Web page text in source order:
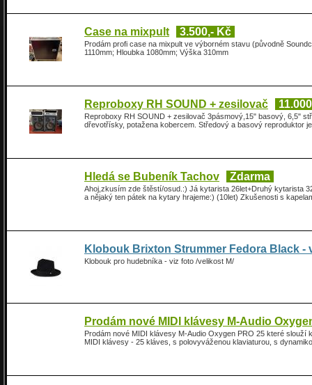
Case na mixpult 3.500,- Kč
Prodám profi case na mixpult ve výborném stavu (původně
1110mm; Hloubka 1080mm; Výška 310mm
Reproboxy RH SOUND + zesilovač
Reproboxy RH SOUND + zesilovač 3pásmový,15" basový, 6,5"
dřevotřísky, potažena kobercem. Středový a basový reproduktor
Hledá se Bubeník Tachov Zdarma
Ahoj,zkusím zde štěstí/osud.:) Já kytarista 26let+Druhý kytarista
a nějaký ten pátek na kytary hrajeme:) (10let) Zkušenosti s
Klobouk Brixton Strummer Fedora Black -
Klobouk pro hudebníka - viz foto /velikost M/
Prodám nové MIDI klávesy M-Audio
Prodám nové MIDI klávesy M-Audio Oxygen PRO 25 které
MIDI klávesy - 25 kláves, s polovyváženou klaviaturou, s